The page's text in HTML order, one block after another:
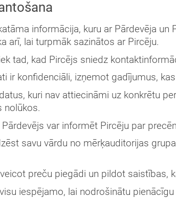
informācija, kuru ar Pārdevēja
arī, lai turpmāk sazinātos ar Pircēju.
tad, kad Pircējs sniedz
ir konfidenciāli, izņemot gadījumus,
kuri nav attiecināmi uz konkrētu
nolūkos.
var informēt Pircēju par
savu vārdu no mērķauditorijas
preču piegādi un pildot saistības,
iespējamo, lai nodrošinātu